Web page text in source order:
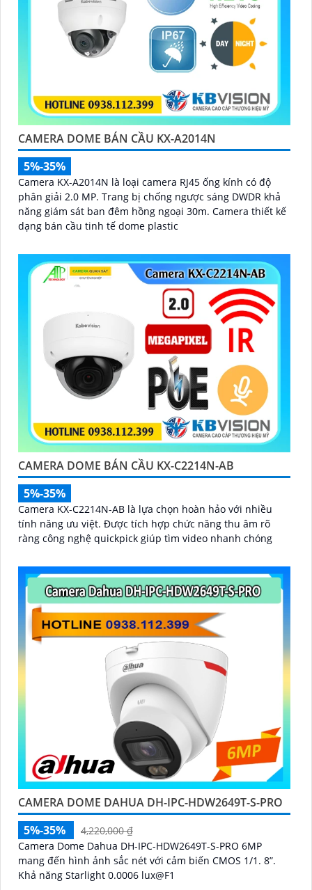
CAMERA DOME BÁN CẦU KX-A2014N
5%-35%
Camera KX-A2014N là loại camera RJ45 ống kính có độ
phân giải 2.0 MP. Trang bị chống ngược sáng DWDR khả
năng giám sát ban đêm hồng ngoại 30m. Camera thiết kế
dạng bán cầu tinh tế dome plastic
CAMERA DOME BÁN CẦU KX-C2214N-AB
5%-35%
Camera KX-C2214N-AB là lựa chọn hoàn hảo với nhiều
tính năng ưu việt. Được tích hợp chức năng thu âm rõ
ràng công nghệ quickpick giúp tìm video nhanh chóng
CAMERA DOME DAHUA DH-IPC-HDW2649T-S-PRO
5%-35%
4,220,000 ₫
Camera Dome Dahua DH-IPC-HDW2649T-S-PRO 6MP
mang đến hình ảnh sắc nét với cảm biến CMOS 1/1. 8”.
Khả năng Starlight 0.0006 lux@F1